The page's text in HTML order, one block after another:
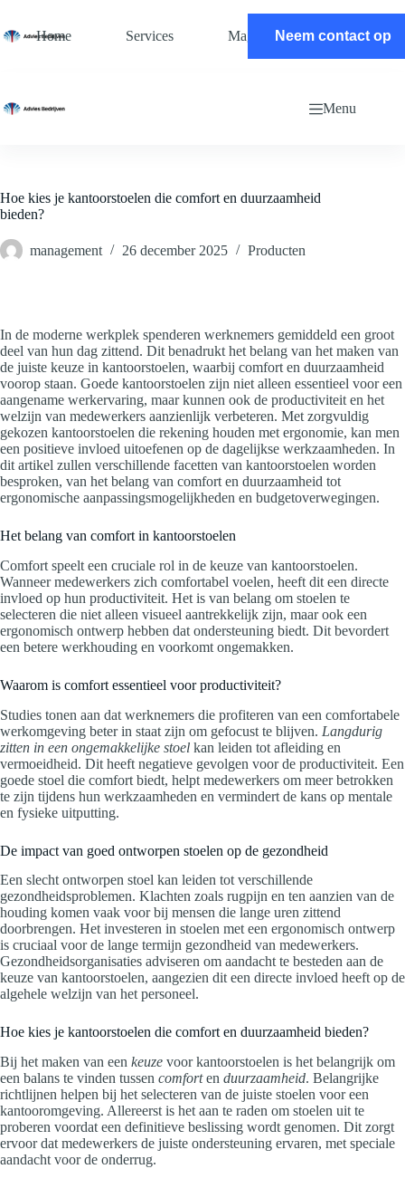
de
Home Services Magazine Contact
Neem contact op
Menu
Hoe kies je kantoorstoelen die comfort en duurzaamheid
bieden?
management 26 december 2025 Producten
In de moderne werkplek spenderen werknemers gemiddeld een groot
deel van hun dag zittend. Dit benadrukt het belang van het maken van
de juiste keuze in kantoorstoelen, waarbij comfort en duurzaamheid
voorop staan. Goede kantoorstoelen zijn niet alleen essentieel voor een
aangename werkervaring, maar kunnen ook de productiviteit en het
welzijn van medewerkers aanzienlijk verbeteren. Met zorgvuldig
gekozen kantoorstoelen die rekening houden met ergonomie, kan men
een positieve invloed uitoefenen op de dagelijkse werkzaamheden. In
dit artikel zullen verschillende facetten van kantoorstoelen worden
besproken, van het belang van comfort en duurzaamheid tot
ergonomische aanpassingsmogelijkheden en budgetoverwegingen.
Het belang van comfort in kantoorstoelen
Comfort speelt een cruciale rol in de keuze van kantoorstoelen.
Wanneer medewerkers zich comfortabel voelen, heeft dit een directe
invloed op hun productiviteit. Het is van belang om stoelen te
selecteren die niet alleen visueel aantrekkelijk zijn, maar ook een
ergonomisch ontwerp hebben dat ondersteuning biedt. Dit bevordert
een betere werkhouding en voorkomt ongemakken.
Waarom is comfort essentieel voor productiviteit?
Studies tonen aan dat werknemers die profiteren van een comfortabele
werkomgeving beter in staat zijn om gefocust te blijven. Langdurig
zitten in een ongemakkelijke stoel kan leiden tot afleiding en
vermoeidheid. Dit heeft negatieve gevolgen voor de productiviteit. Een
goede stoel die comfort biedt, helpt medewerkers om meer betrokken
te zijn tijdens hun werkzaamheden en vermindert de kans op mentale
en fysieke uitputting.
De impact van goed ontworpen stoelen op de gezondheid
Een slecht ontworpen stoel kan leiden tot verschillende
gezondheidsproblemen. Klachten zoals rugpijn en ten aanzien van de
houding komen vaak voor bij mensen die lange uren zittend
doorbrengen. Het investeren in stoelen met een ergonomisch ontwerp
is cruciaal voor de lange termijn gezondheid van medewerkers.
Gezondheidsorganisaties adviseren om aandacht te besteden aan de
keuze van kantoorstoelen, aangezien dit een directe invloed heeft op de
algehele welzijn van het personeel.
Hoe kies je kantoorstoelen die comfort en duurzaamheid bieden?
Bij het maken van een keuze voor kantoorstoelen is het belangrijk om
een balans te vinden tussen comforten duurzaamheid. Belangrijke
richtlijnen helpen bij het selecteren van de juiste stoelen voor een
kantooromgeving. Allereerst is het aan te raden om stoelen uit te
proberen voordat een definitieve beslissing wordt genomen. Dit zorgt
ervoor dat medewerkers de juiste ondersteuning ervaren, met speciale
aandacht voor de onderrug.